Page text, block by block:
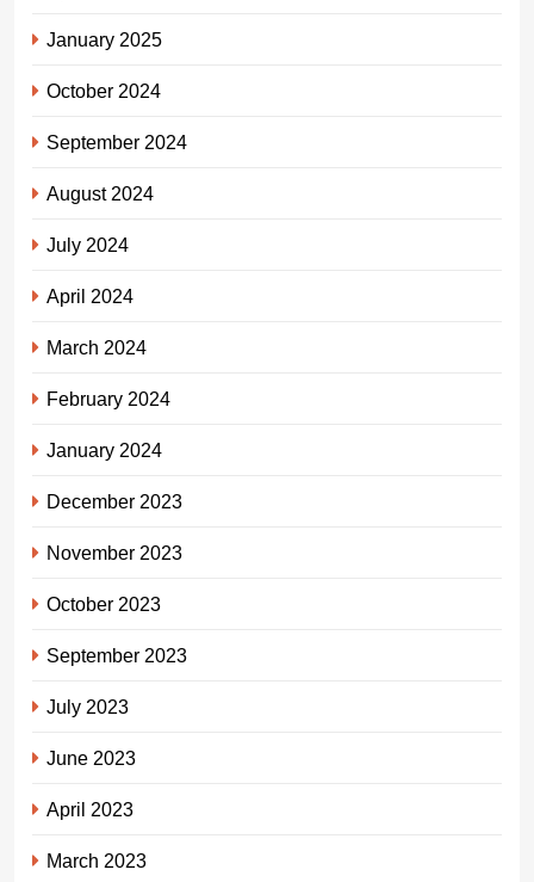
January 2025
October 2024
September 2024
August 2024
July 2024
April 2024
March 2024
February 2024
January 2024
December 2023
November 2023
October 2023
September 2023
July 2023
June 2023
April 2023
March 2023